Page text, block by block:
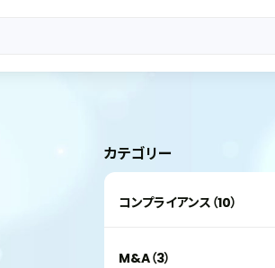
カテゴリー
コンプライアンス（10）
M&A（3）